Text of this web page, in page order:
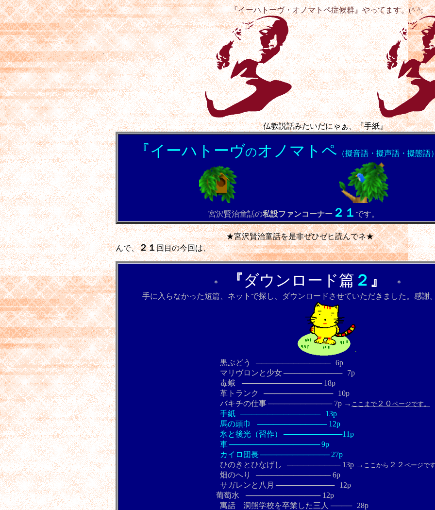
『イーハトーヴ・オノマトペ症候群』やってます。(^ ^;
仏教説話みたいだにゃぁ、『手紙』
『イーハトーヴのオノマトペ （擬音語・擬声語・擬態語
宮沢賢治童話の私設ファンコーナー ２１ です。
★宮沢賢治童話を是非ぜひゼヒ読んでネ★
んで、２１回目の今回は、
＊ 『ダウンロード篇 ２ 』
＊
手に入らなかった短篇、ネットで探し、ダウンロードさせていただきました。感謝
黒ぶどう ────────────── 6p
マリヴロンと少女───────────
7p
毒蛾
─────────────── 18p
革トランク
─────────────
10p
バキチの仕事──────────── 7p → ここまで ２０ ページです。
手紙 ───────────────
13p
馬の頭巾
───────────── 12p
氷と後光（習作）
───────────11p
車─────────────────9p
カイロ団長───────────── 27p
ひのきとひなげし
────────── 13p → ここから ２２ ページで
畑のへり ────────────── 6p
サガレンと八月 ───────────
12p
葡萄水
────────────── 12p
寓話 洞熊学校を卒業した三人 ────
28p